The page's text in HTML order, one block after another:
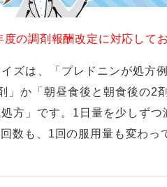
の調剤報酬改定に対応してお
ズは、「プレドニンが処方
」か「朝昼食後と朝食後の2
方」です。1日量を少しず
数も、1回の服用量も変わ